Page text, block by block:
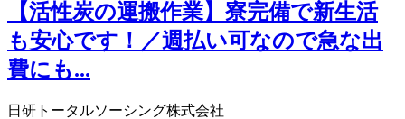
【活性炭の運搬作業】寮完備で新生活
も安心です！／週払い可なので急な出
費にも...
日研トータルソーシング株式会社